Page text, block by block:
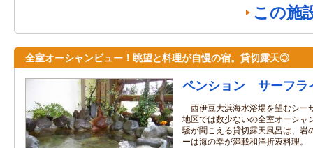
この施
全室オーシャンビュー！眺望と料理が自慢の宿。貸切露天◎
ペンション サーフラ
西伊豆大浜海水浴場を望むシー
地区では数少ないの全室オーシャ
騒が聞こえる貸切露天風呂は、岩
ーは海の幸が満載和洋折衷料理。